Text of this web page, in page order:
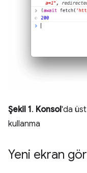
Şekil 1. Konsol'da
kullanma
Yeni ekran